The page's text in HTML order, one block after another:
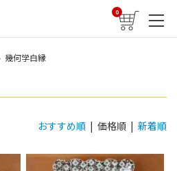
0
幾何学白縁
おすすめ順 | 価格順 | 新着順